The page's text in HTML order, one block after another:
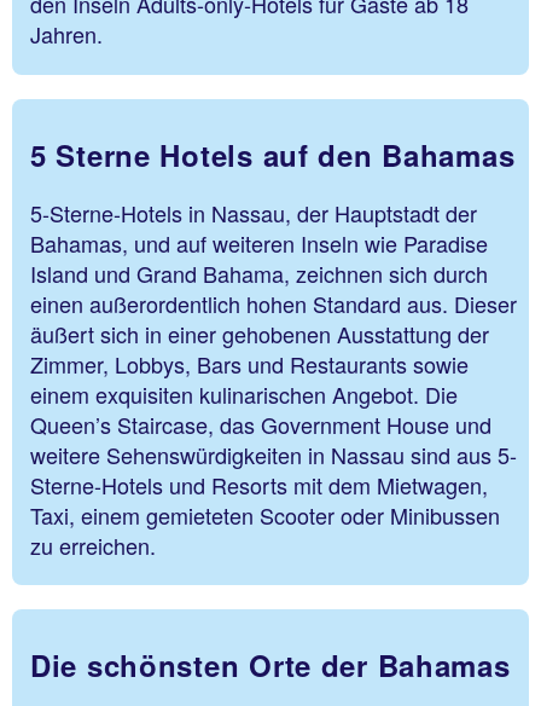
Jahren.
5 Sterne Hotels auf den Bahamas
5-Sterne-Hotels in Nassau, der Hauptstadt der
Bahamas, und auf weiteren Inseln wie Paradise
Island und Grand Bahama, zeichnen sich durch
einen außerordentlich hohen Standard aus. Dieser
äußert sich in einer gehobenen Ausstattung der
Zimmer, Lobbys, Bars und Restaurants sowie
einem exquisiten kulinarischen Angebot. Die
Queen’s Staircase, das Government House und
weitere Sehenswürdigkeiten in Nassau sind aus 5-
Sterne-Hotels und Resorts mit dem Mietwagen,
Taxi, einem gemieteten Scooter oder Minibussen
zu erreichen.
Die schönsten Orte der Bahamas